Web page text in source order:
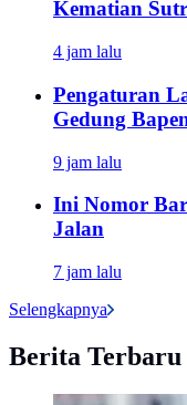
Kematian
4 jam lalu
Pengaturan
Gedung
9 jam lalu
Ini Nomor
Jalan
7 jam lalu
Selengkapnya
Berita Terbaru